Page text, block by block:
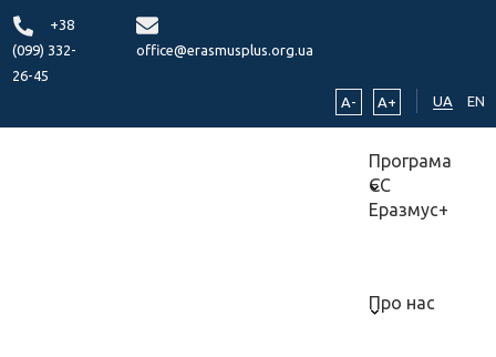
+38
(099) 332-
26-45
office@erasmusplus.org.ua
A- A+ UA EN
Програма
ЄС
Еразмус+
Про нас